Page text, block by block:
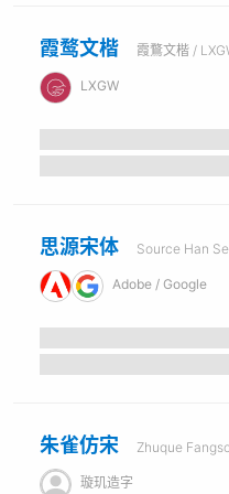
霞鹜文楷 霞鶩文楷 /
LXGW
思源宋体 Source Han
Adobe / Google
朱雀仿宋 Zhuque
璇玑造字